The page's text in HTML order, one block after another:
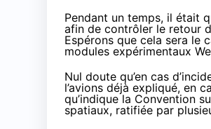
Pendant un temps, il était
afin de contrôler le retour
Espérons que cela sera le
modules expérimentaux
Nul doute qu’en cas
l’avions déjà expliqué, en
qu’indique la Convention
spatiaux, ratifiée par